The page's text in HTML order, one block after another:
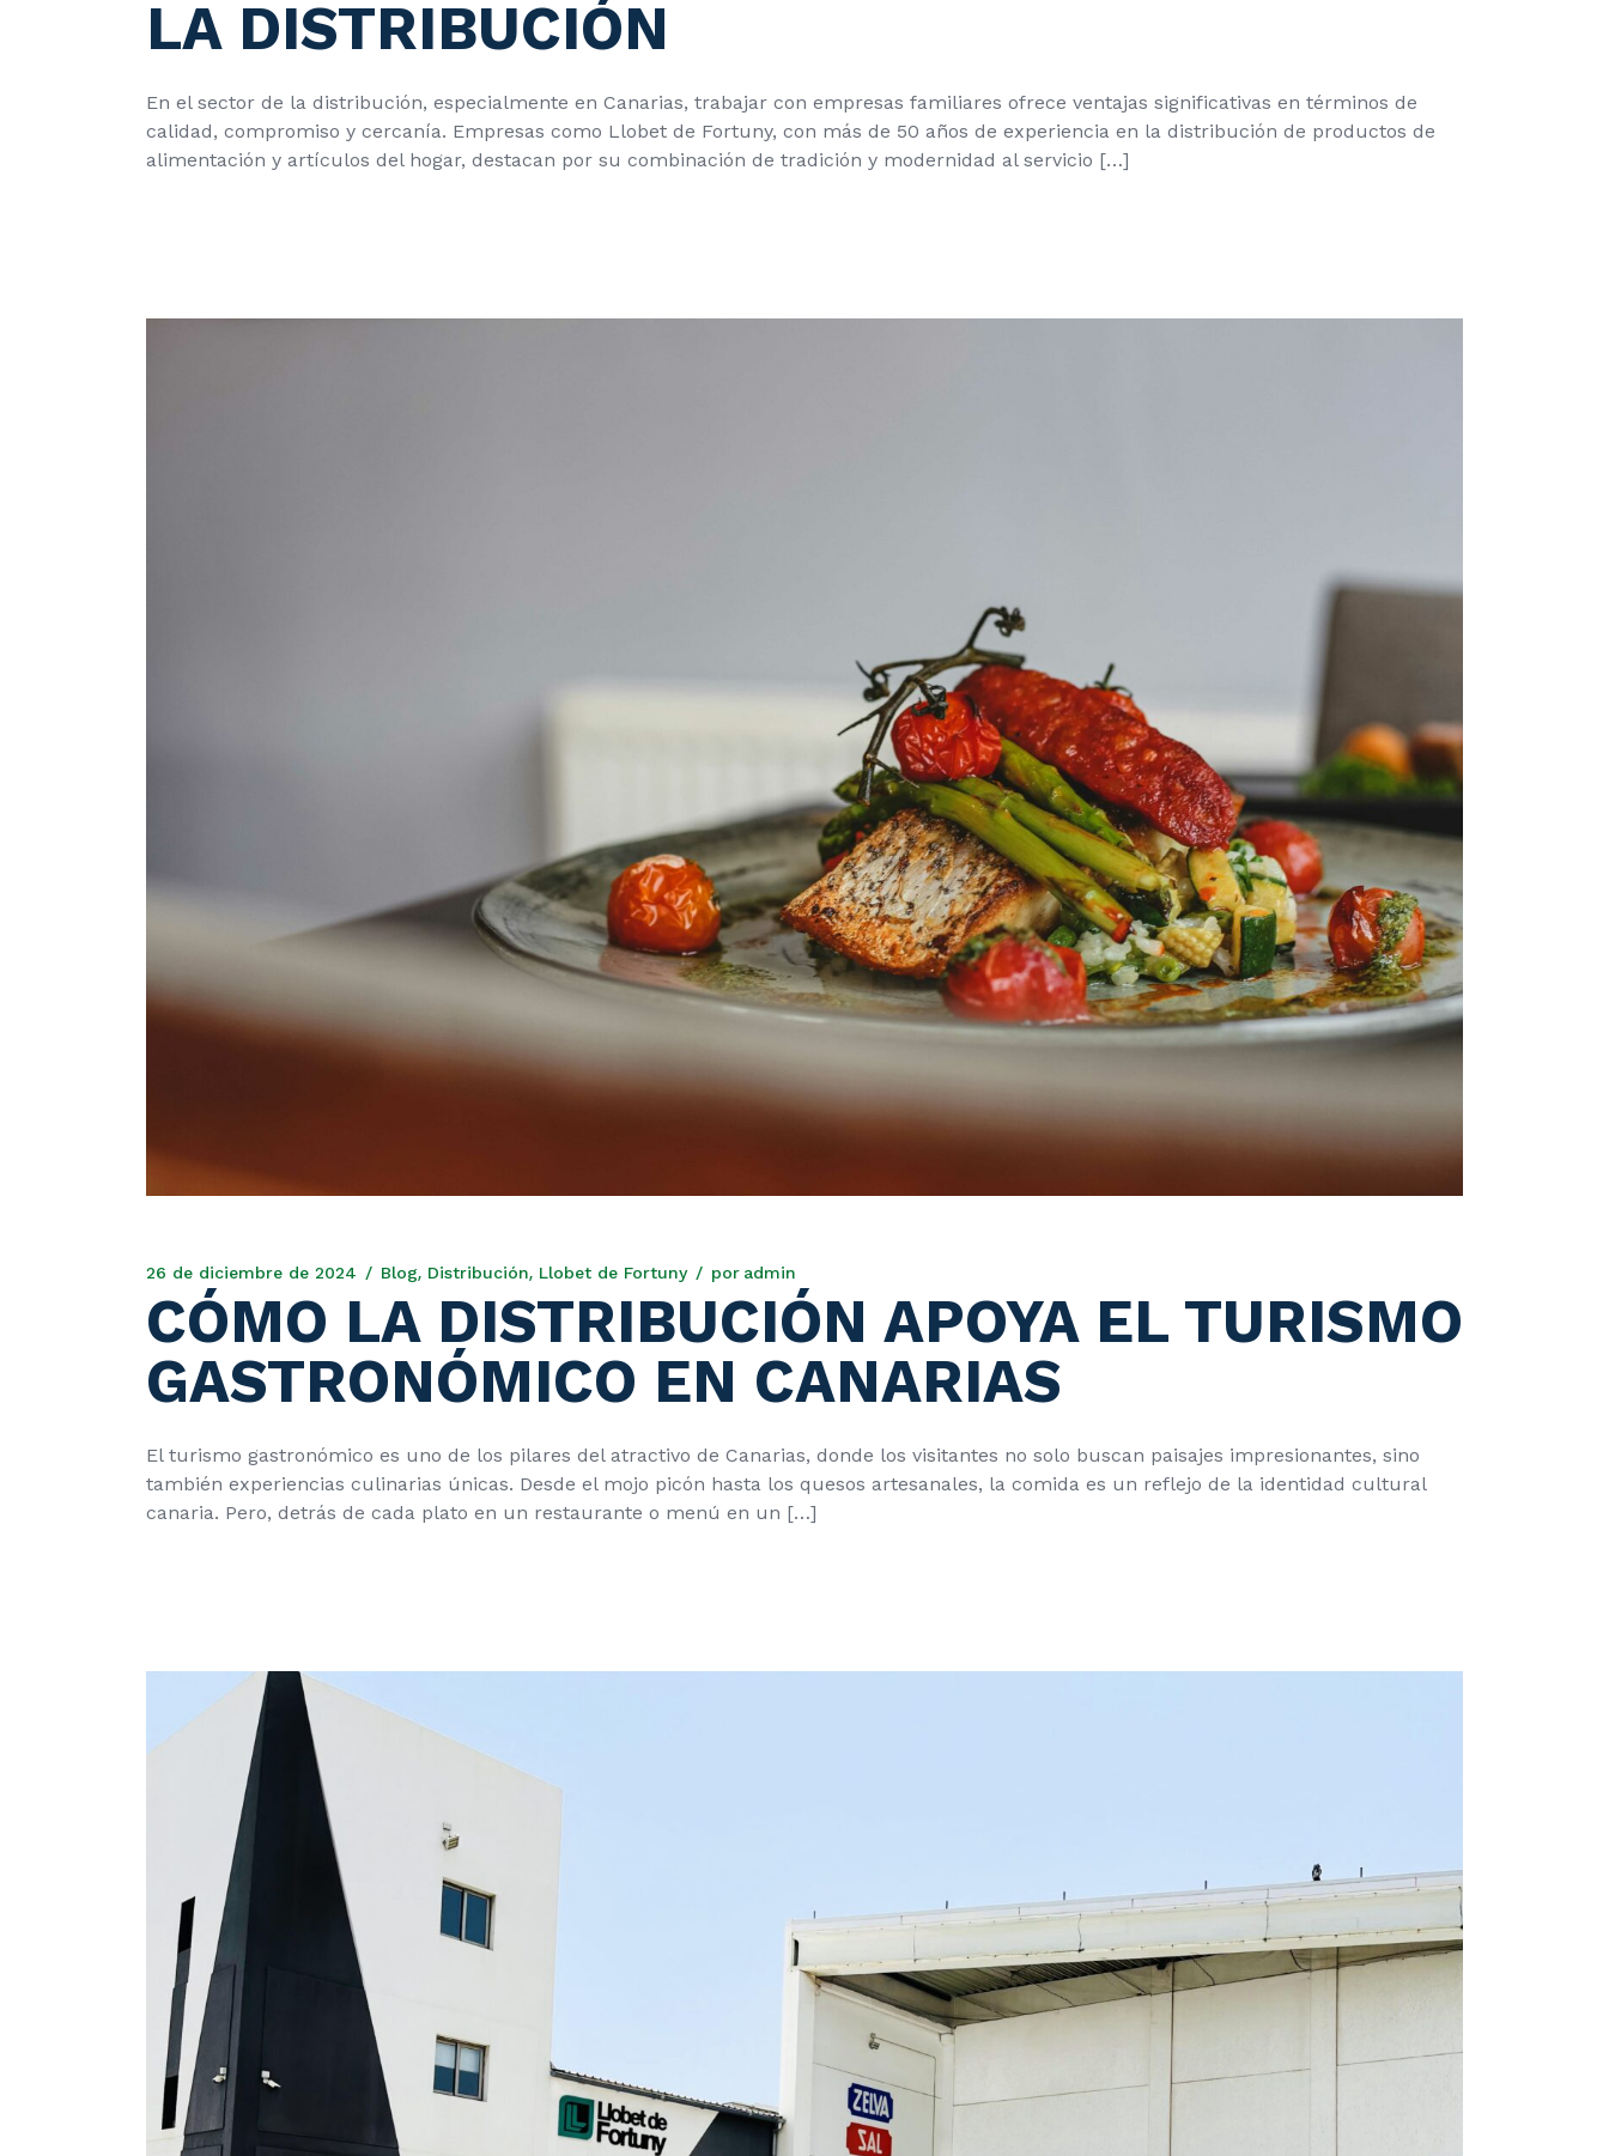
LA DISTRIBUCIÓN
En el sector de la distribución, especialmente en Canarias, trabajar con empresas familiares ofrece ventajas significativas en términos de
calidad, compromiso y cercanía. Empresas como Llobet de Fortuny, con más de 50 años de experiencia en la distribución de productos de
alimentación y artículos del hogar, destacan por su combinación de tradición y modernidad al servicio […]
26 de diciembre de 2024 Blog Distribución Llobet de Fortuny por admin
CÓMO LA DISTRIBUCIÓN APOYA EL TURISMO
GASTRONÓMICO EN CANARIAS
El turismo gastronómico es uno de los pilares del atractivo de Canarias, donde los visitantes no solo buscan paisajes impresionantes, sino
también experiencias culinarias únicas. Desde el mojo picón hasta los quesos artesanales, la comida es un reflejo de la identidad cultural
canaria. Pero, detrás de cada plato en un restaurante o menú en un […]